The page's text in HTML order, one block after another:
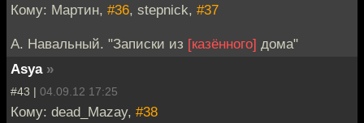
Кому: Мартин, #36, stepnick, #37
А. Навальный. "Записки из [казённого] дома"
Asya »
#43 | 04.09.12 17:25
Кому: dead_Mazay, #38